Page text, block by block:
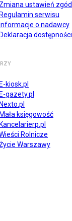
Zmiana ustawień zgód
Regulamin serwisu
Informacje o nadawcy
Deklaracja dostępności
E-kiosk.pl
E-gazety.pl
Nexto.pl
Mała księgowość
Kancelarierp.pl
Rolnicze
Warszawy